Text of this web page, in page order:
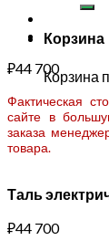
Корзина
Корзина
₽44 700
Фактическая
сайте в
заказа
товара.
Таль
₽44 700